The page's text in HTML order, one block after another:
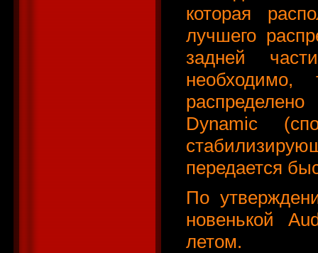
которая
лучшего
задней
Dynamic
передается
По
новенькой
летом.